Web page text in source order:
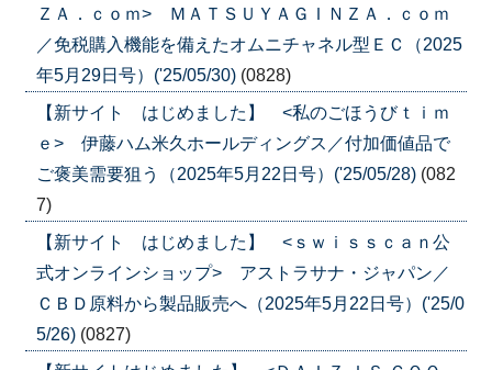
ＺＡ．ｃｏｍ> ＭＡＴＳＵＹＡＧＩＮＺＡ．ｃｏｍ
／免税購入機能を備えたオムニチャネル型ＥＣ（2025
年5月29日号）('25/05/30) (0828)
【新サイト はじめました】 <私のごほうびｔｉｍ
ｅ> 伊藤ハム米久ホールディングス／付加価値品で
ご褒美需要狙う（2025年5月22日号）('25/05/28) (082
7)
【新サイト はじめました】 <ｓｗｉｓｓｃａｎ公
式オンラインショップ> アストラサナ・ジャパン／
ＣＢＤ原料から製品販売へ（2025年5月22日号）('25/0
5/26) (0827)